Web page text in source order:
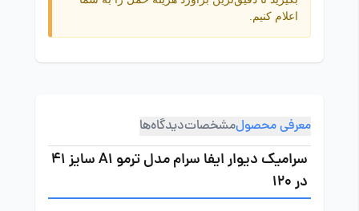
اعلام کنیم.
معرفی محصولمشخصاتدیدگاه‌ها
سرامیک دیوار ایفا سرام مدل ترمو A1 سایز 41
در 120